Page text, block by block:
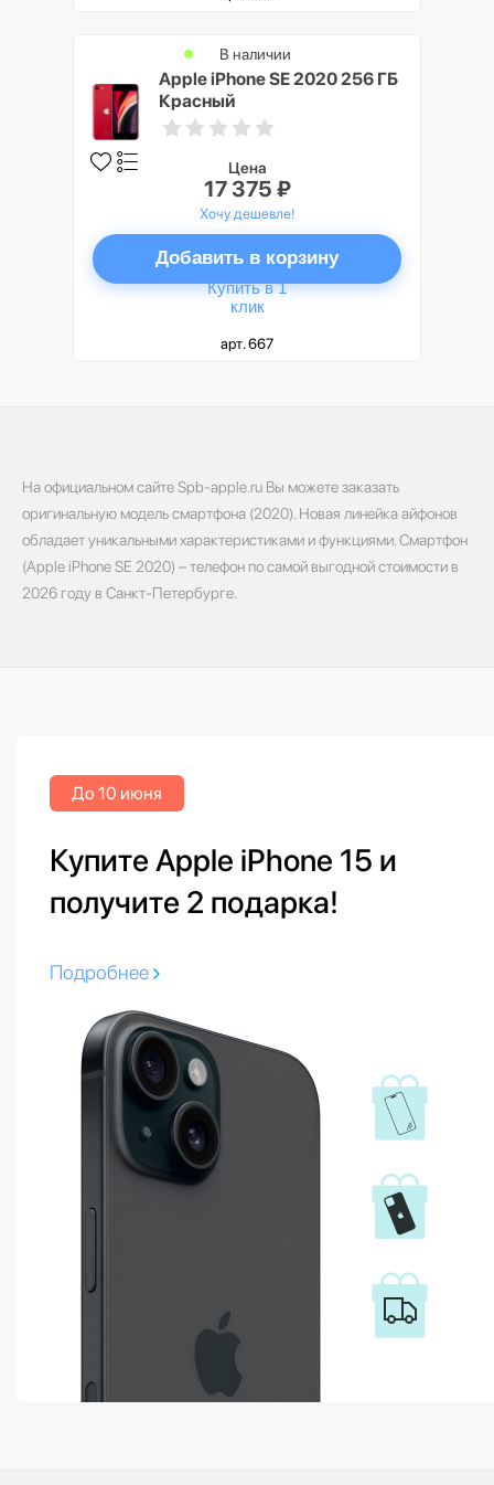
Apple iPhone SE 2020 256 ГБ
Красный
В наличии
Цена
17 375 ₽
Хочу дешевле!
Добавить в корзину
Купить в 1
клик
арт. 667
На официальном сайте Spb-apple.ru Вы можете заказать
оригинальную модель смартфона (2020). Новая линейка айфонов
обладает уникальными характеристиками и функциями. Смартфон
(Apple iPhone SE 2020) – телефон по самой выгодной стоимости в
2026 году в Санкт-Петербурге.
До 10 июня
Купите Apple iPhone 15 и
получите 2 подарка!
Подробнее